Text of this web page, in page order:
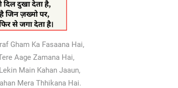
Gham Ka Fasaana Hai,
Aage Zamana Hai,
Main Kahan Jaaun,
Mera Thhikana Hai.